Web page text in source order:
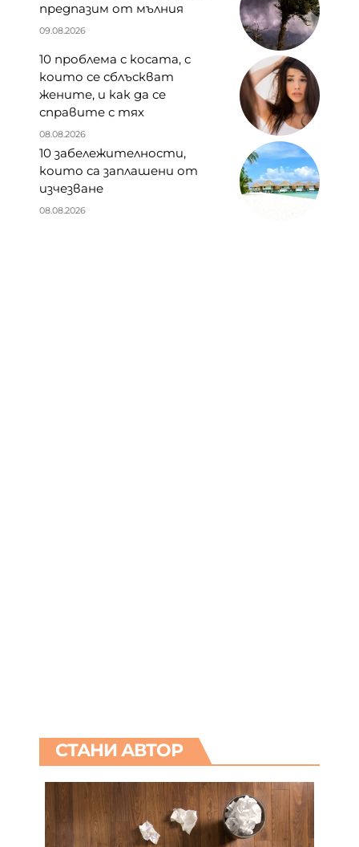
предпазим от мълния
09.08.2026
10 проблема с косата, с
които се сблъскват
жените, и как да се
справите с тях
08.08.2026
10 забележителности,
които са заплашени от
изчезване
08.08.2026
СТАНИ АВТОР